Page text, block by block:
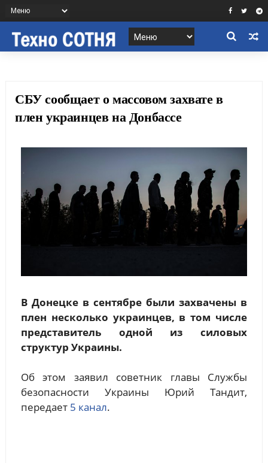
СБУ сообщает о массовом захвате в
плен украинцев на Донбассе
В Донецке в сентябре были захвачены в
плен несколько украинцев, в том числе
представитель одной из силовых
структур Украины.
Об этом заявил советник главы Службы
безопасности Украины Юрий Тандит,
передает 5 канал.